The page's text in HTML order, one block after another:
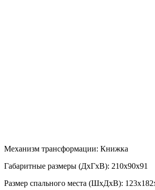
Механизм трансформации: Книжка
Габаритные размеры (ДхГхВ): 210х90х91
Размер спального места (ШхДхВ):